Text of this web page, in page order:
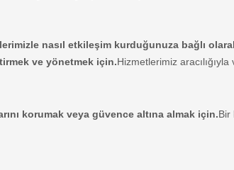
nasıl etkileşim kurduğunuza bağlı
ve yönetmek için.Hizmetlerimiz
korumak veya güvence altına almak için.Bir